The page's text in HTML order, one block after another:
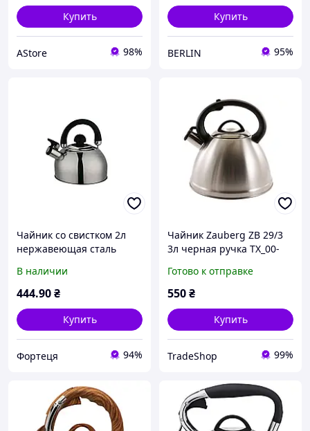
Купить
AStore 98%
Купить
BERLIN 95%
Чайник со свистком 2л
нержавеющая сталь
002 ТМ ZAUBERG
В наличии
444.90₴
Купить
Фортеця 94%
Чайник Zauberg ZB 29/3
3л черная ручка TX_00-
Готово к отправке
550₴
Купить
TradeShop 99%